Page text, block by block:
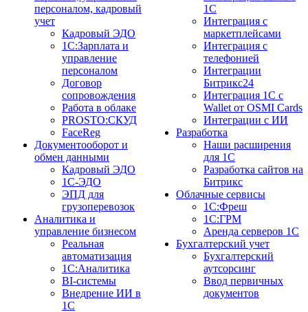
персоналом, кадровый
учет
Кадровый ЭДО
1С:Зарплата и
управление
персоналом
Договор
сопровождения
Работа в облаке
PROSTO:СКУД
FaceReg
Документооборот и
обмен данными
Кадровый ЭДО
1С-ЭДО
ЭПД для
грузоперевозок
Аналитика и
управление бизнесом
Реальная
автоматизация
1С:Аналитика
BI-системы
Внедрение ИИ в
1С
1С
Интеграция с
маркетплейсами
Интеграция с
телефонией
Интеграции
Битрикс24
Интеграция 1С с
Wallet от OSMI Cards
Интеграции с ИИ
Разработка
Наши расширения
для 1С
Разработка сайтов на
Битрикс
Облачные сервисы
1С:Фреш
1С:ГРМ
Аренда серверов 1С
Бухгалтерский учет
Бухгалтерский
аутсорсинг
Ввод первичных
документов